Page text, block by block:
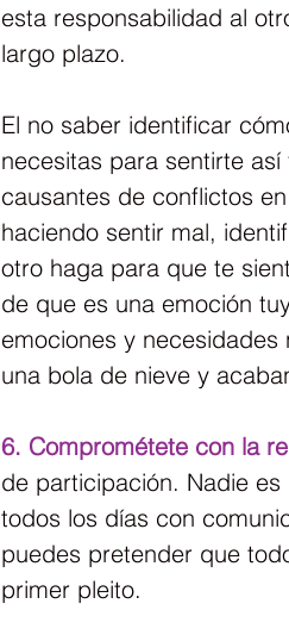
esta responsabilidad al
largo plazo.
El no saber identificar
necesitas para sentirte
causantes de conflictos
haciendo sentir mal,
otro haga para que te
de que es una emoción
emociones y
una bola de nieve y
6. Comprométete con la
de participación. Nadie
todos los días con
puedes pretender que
primer pleito.